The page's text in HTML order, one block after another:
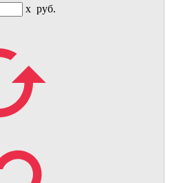
x руб.